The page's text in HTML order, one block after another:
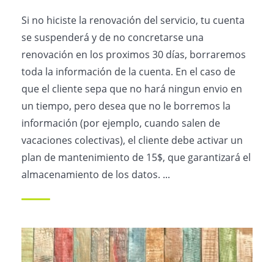
Si no hiciste la renovación del servicio, tu cuenta
se suspenderá y de no concretarse una
renovación en los proximos 30 días, borraremos
toda la información de la cuenta. En el caso de
que el cliente sepa que no hará ningun envio en
un tiempo, pero desea que no le borremos la
información (por ejemplo, cuando salen de
vacaciones colectivas), el cliente debe activar un
plan de mantenimiento de 15$, que garantizará el
almacenamiento de los datos. ...